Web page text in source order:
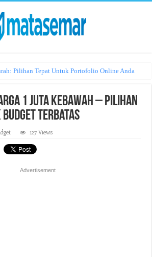
Pilihan Tepat Untuk Portofolio Online Anda
1 Juta Kebawah – Pilihan
Terbatas
127 Views
Advertisement